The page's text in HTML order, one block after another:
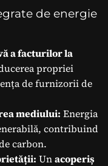
de energie
a facturilor la
propriei
de furnizorii de
mediului: Energia
contribuind
carbon.
Unacoperiș